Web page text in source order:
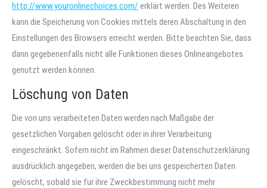
http://www.youronlinechoices.com/ erklärt werden. Des Weiteren
kann die Speicherung von Cookies mittels deren Abschaltung in den
Einstellungen des Browsers erreicht werden. Bitte beachten Sie, dass
dann gegebenenfalls nicht alle Funktionen dieses Onlineangebotes
genutzt werden können.
Löschung von Daten
Die von uns verarbeiteten Daten werden nach Maßgabe der
gesetzlichen Vorgaben gelöscht oder in ihrer Verarbeitung
eingeschränkt. Sofern nicht im Rahmen dieser Datenschutzerklärung
ausdrücklich angegeben, werden die bei uns gespeicherten Daten
gelöscht, sobald sie für ihre Zweckbestimmung nicht mehr